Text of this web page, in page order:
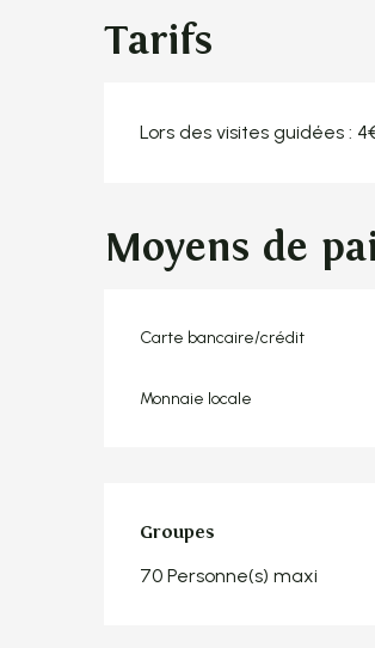
Tarifs
Lors des visites guidées :
Moyens de
Carte bancaire/crédit
Monnaie locale
Groupes
Groupes
70 Personne(s) maxi